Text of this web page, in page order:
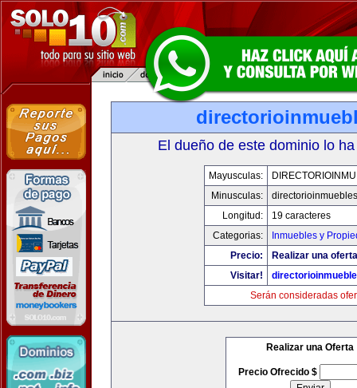
El dueño de este dominio lo
Mayusculas:
Minusculas:
Longitud:
19 caracteres
Categorias:
Inmuebles y
Precio:
Realizar una
Visitar!
Serán consideradas
Realizar una Oferta
Precio Ofrecido $